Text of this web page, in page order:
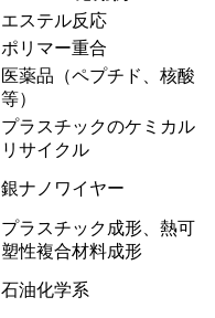
エステル反応
ポリマー重合
医薬品（ペプチド、核酸
等）
プラスチックのケミカル
リサイクル
銀ナノワイヤー
プラスチック成形、熱可
塑性複合材料成形
石油化学系